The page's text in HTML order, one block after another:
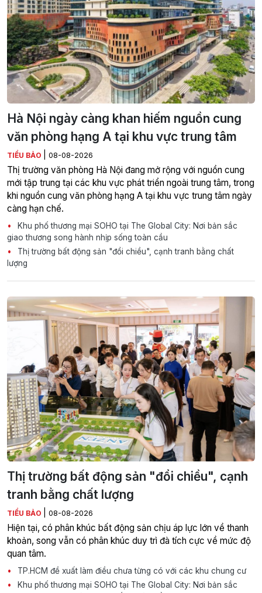
Hà Nội ngày càng khan hiếm nguồn cung
văn phòng hạng A tại khu vực trung tâm
TIỂU BẢO 08-08-2026
Thị trường văn phòng Hà Nội đang mở rộng với nguồn cung
mới tập trung tại các khu vực phát triển ngoài trung tâm, trong
khi nguồn cung văn phòng hạng A tại khu vực trung tâm ngày
càng hạn chế.
Khu phố thương mại SOHO tại The Global City: Nơi bản sắc
giao thương song hành nhịp sống toàn cầu
Thị trường bất động sản "đổi chiều", cạnh tranh bằng chất
lượng
Thị trường bất động sản "đổi chiều", cạnh
tranh bằng chất lượng
TIỂU BẢO 08-08-2026
Hiện tại, có phân khúc bất động sản chịu áp lực lớn về thanh
khoản, song vẫn có phân khúc duy trì đà tích cực về mức độ
quan tâm.
TP.HCM đề xuất làm điều chưa từng có với các khu chung cư
Khu phố thương mại SOHO tại The Global City: Nơi bản sắc